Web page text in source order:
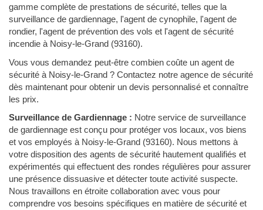
gamme complète de prestations de sécurité, telles que la
surveillance de gardiennage, l'agent de cynophile, l'agent de
rondier, l'agent de prévention des vols et l'agent de sécurité
incendie à Noisy-le-Grand (93160).
Vous vous demandez peut-être combien coûte un agent de
sécurité à Noisy-le-Grand ? Contactez notre agence de sécurité
dès maintenant pour obtenir un devis personnalisé et connaître
les prix.
Surveillance de Gardiennage : Notre service de surveillance
de gardiennage est conçu pour protéger vos locaux, vos biens
et vos employés à Noisy-le-Grand (93160). Nous mettons à
votre disposition des agents de sécurité hautement qualifiés et
expérimentés qui effectuent des rondes régulières pour assurer
une présence dissuasive et détecter toute activité suspecte.
Nous travaillons en étroite collaboration avec vous pour
comprendre vos besoins spécifiques en matière de sécurité et